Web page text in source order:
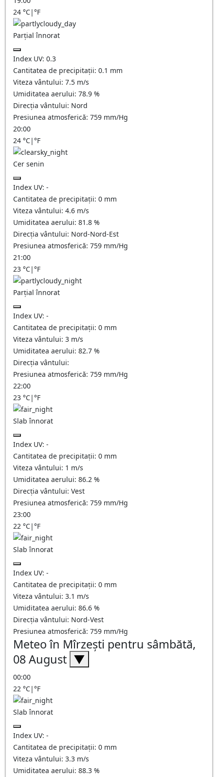
24 °C|°F
Parțial înnorat
Index UV: 0.3
Cantitatea de precipitații: 0.1 mm
Viteza vântului: 7.5 m/s
Umiditatea aerului: 78.9 %
Direcția vântului: Nord
Presiunea atmosferică: 759 mm/Hg
20:00
24 °C|°F
Cer senin
Index UV: -
Cantitatea de precipitații: 0 mm
Viteza vântului: 4.6 m/s
Umiditatea aerului: 81.8 %
Direcția vântului: Nord-Nord-Est
Presiunea atmosferică: 759 mm/Hg
21:00
23 °C|°F
Parțial înnorat
Index UV: -
Cantitatea de precipitații: 0 mm
Viteza vântului: 3 m/s
Umiditatea aerului: 82.7 %
Direcția vântului:
Presiunea atmosferică: 759 mm/Hg
22:00
23 °C|°F
Slab înnorat
Index UV: -
Cantitatea de precipitații: 0 mm
Viteza vântului: 1 m/s
Umiditatea aerului: 86.2 %
Direcția vântului: Vest
Presiunea atmosferică: 759 mm/Hg
23:00
22 °C|°F
Slab înnorat
Index UV: -
Cantitatea de precipitații: 0 mm
Viteza vântului: 3.1 m/s
Umiditatea aerului: 86.6 %
Direcția vântului: Nord-Vest
Presiunea atmosferică: 759 mm/Hg
Meteo în Mîrzeşti pentru sâmbătă,
08 August ▼
00:00
22 °C|°F
Slab înnorat
Index UV: -
Cantitatea de precipitații: 0 mm
Viteza vântului: 3.3 m/s
Umiditatea aerului: 88.3 %